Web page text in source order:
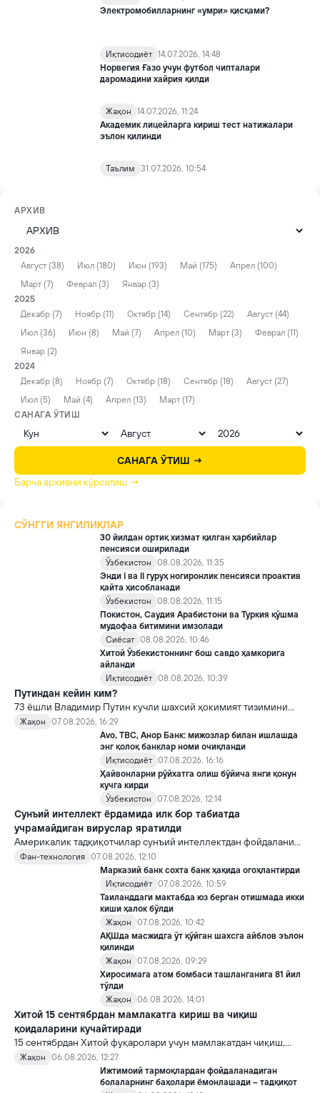
Электромобилларнинг «умри» қисқами?
Иқтисодиёт 14.07.2026, 14:48
Норвегия Ғазо учун футбол чипталари
даромадини хайрия қилди
Жаҳон
14.07.2026, 11:24
Академик лицейларга кириш тест натижалари
эълон қилинди
Таълим 31.07.2026, 10:54
АРХИВ
2026
Август (38)
Июл (180) Июн (193) Май (175)
Апрел (100)
Март (7)
Феврал (3)
Январ (3)
2025
Декабр (7)
Ноябр (11) Октябр (14) Сентябр (22)
Август (44)
Июл (36)
Июн (8) Май (7) Апрел (10) Март (3)
Феврал (11)
Январ (2)
2024
Декабр (8)
Ноябр (7) Октябр (18) Сентябр (18)
Август (27)
Июл (5)
Май (4) Апрел (13)
Март (17)
САНАГА ЎТИШ
САНАГА ЎТИШ →
Барча архивни кўрсатиш →
СЎНГГИ ЯНГИЛИКЛАР
30 йилдан ортиқ хизмат қилган ҳарбийлар
пенсияси оширилади
Ўзбекистон
08.08.2026, 11:35
Энди I ва II гуруҳ ногиронлик пенсияси проактив
қайта ҳисобланади
Ўзбекистон
08.08.2026, 11:15
Покистон, Саудия Арабистони ва Туркия қўшма
мудофаа битимини имзолади
Сиёсат 08.08.2026, 10:46
Хитой Ўзбекистоннинг бош савдо ҳамкорига
айланди
Иқтисодиёт 08.08.2026, 10:39
Путиндан кейин ким?
73 ёшли Владимир Путин кучли шахсий ҳокимият тизимини
яратди, аммо ундан кейин ким келиши ва ҳокимиятни
топшириш механизми ҳали ноаниқ. Таҳлилчилар фикрича, бу
Кремлда ворислик жангига олиб келиши мумкин.
Жаҳон
07.08.2026, 16:29
Avo, TBC, Анор Банк: мижозлар билан ишлашда
энг қолоқ банклар номи очиқланди
Иқтисодиёт 07.08.2026, 16:16
Ҳайвонларни рўйхатга олиш бўйича янги қонун
кучга кирди
Ўзбекистон
07.08.2026, 12:14
Сунъий интеллект ёрдамида илк бор табиатда
учрамайдиган вируслар яратилди
Америкалик тадқиқотчилар сунъий интеллектдан фойдаланиб
16 та вирус яратди. Бу кашфиёт янги ютуқларга умид уйғотиш
билан бирга, ундан нотўғри мақсадда фойдаланиш борасидаги
хавотирларни ҳам кучайтирмоқда.
Фан-технология 07.08.2026, 12:10
Марказий банк сохта банк ҳақида огоҳлантирди
Иқтисодиёт 07.08.2026, 10:59
Таиланддаги мактабда юз берган отишмада икки
киши ҳалок бўлди
Жаҳон
07.08.2026, 10:42
АҚШда масжидга ўт қўйган шахсга айблов эълон
қилинди
Жаҳон
07.08.2026, 09:29
Хиросимага атом бомбаси ташланганига 81 йил
тўлди
Жаҳон
06.08.2026, 14:01
Хитой 15 сентябрдан мамлакатга кириш ва чиқиш
қоидаларини кучайтиради
15 сентябрдан Хитой фуқаролари учун мамлакатдан чиқиш,
хорижликлар учун эса Хитойга кириш тартиби бўйича янги
қоидалар кучга киради.
Жаҳон
06.08.2026, 12:27
Ижтимоий тармоқлардан фойдаланадиган
болаларнинг баҳолари ёмонлашади – тадқиқот